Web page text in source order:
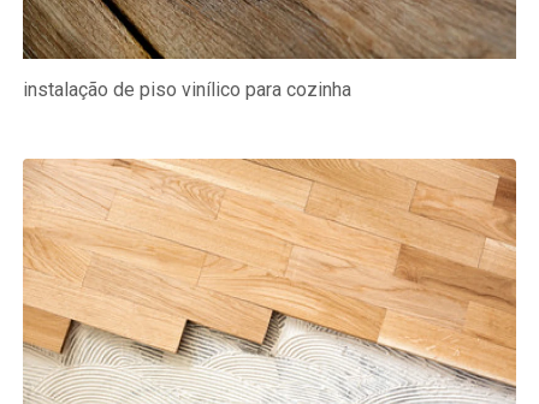
instalação de piso vinílico para cozinha